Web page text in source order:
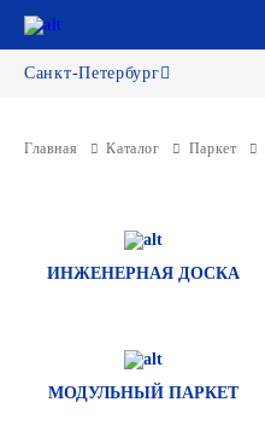
Санкт-Петербург
Главная Каталог Паркет
ИНЖЕНЕРНАЯ ДОСКА
МОДУЛЬНЫЙ ПАРКЕТ